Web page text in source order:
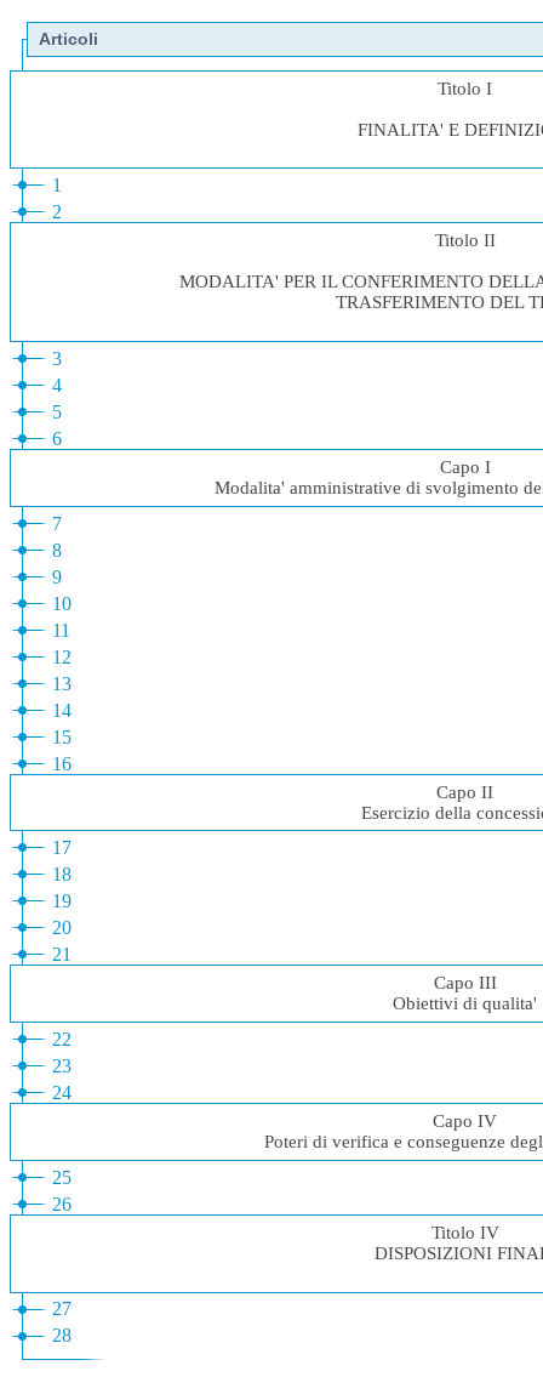
Articoli
Titolo I
FINALITA' E
1
2
Titolo II
MODALITA' PER IL CONFERIMENTO
TRASFERIMENTO DEL
3
4
5
6
Capo I
Modalita' amministrative di svolgimento
7
8
9
10
11
12
13
14
15
16
Capo II
Esercizio della
17
18
19
20
21
Capo III
Obiettivi di qualita'
22
23
24
Capo IV
Poteri di verifica e conseguenze
25
26
Titolo IV
DISPOSIZIONI
27
28